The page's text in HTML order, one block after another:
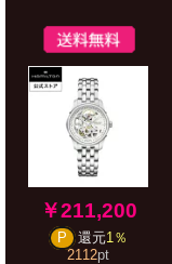
￥211,200
P 還元1％
2112pt